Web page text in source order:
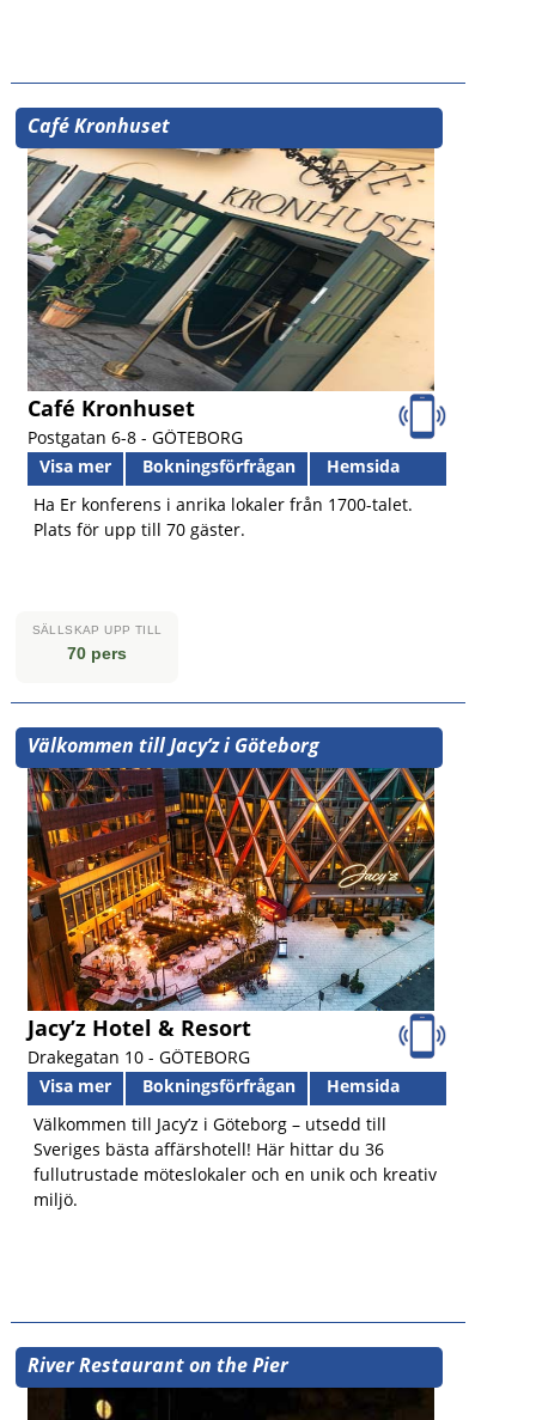
Café Kronhuset
Café Kronhuset
Postgatan 6-8 - GÖTEBORG
Visa mer
Bokningsförfrågan
Hemsida
Ha Er konferens i anrika lokaler från 1700-talet.
Plats för upp till 70 gäster.
SÄLLSKAP UPP TILL
70 pers
Välkommen till Jacy’z i Göteborg
Jacy’z Hotel & Resort
Drakegatan 10 - GÖTEBORG
Visa mer
Bokningsförfrågan
Hemsida
Välkommen till Jacy’z i Göteborg – utsedd till
Sveriges bästa affärshotell! Här hittar du 36
fullutrustade möteslokaler och en unik och kreativ
miljö.
River Restaurant on the Pier